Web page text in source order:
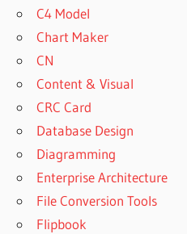
C4 Model
Chart Maker
CN
Content & Visual
CRC Card
Database Design
Diagramming
Enterprise Architecture
File Conversion Tools
Flipbook